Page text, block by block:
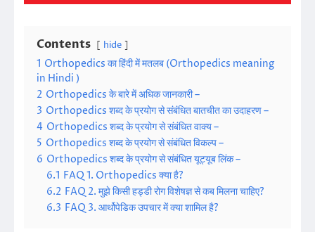
Contents hide
1 Orthopedics का हिंदी में मतलब (Orthopedics meaning
in Hindi )
2 Orthopedics के बारे में अधिक जानकारी –
3 Orthopedics शब्द के प्रयोग से संबंधित बातचीत का उदाहरण –
4 Orthopedics शब्द के प्रयोग से संबंधित वाक्य –
5 Orthopedics शब्द के प्रयोग से संबंधित विकल्प –
6 Orthopedics शब्द के प्रयोग से संबंधित यूट्यूब लिंक –
6.1 FAQ 1. Orthopedics क्या है?
6.2 FAQ 2. मुझे किसी हड्डी रोग विशेषज्ञ से कब मिलना चाहिए?
6.3 FAQ 3. आर्थोपेडिक उपचार में क्या शामिल है?